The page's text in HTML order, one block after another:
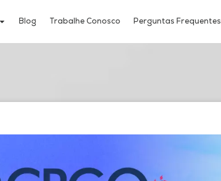
Blog Trabalhe Conosco Perguntas Frequentes